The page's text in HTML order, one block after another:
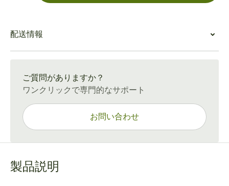
配送情報
ご質問がありますか？
ワンクリックで専門的なサポート
お問い合わせ
製品説明